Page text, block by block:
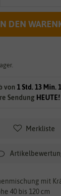
DEN
von 1 Std. 13 Min.
Sendung HEUTE!
Merkliste
mit
40 bis 120 cm